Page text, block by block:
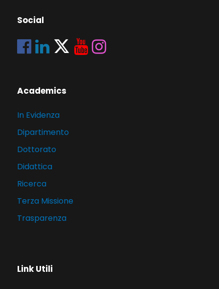
Social
Academics
In Evidenza
Dipartimento
Dottorato
Didattica
Ricerca
Terza Missione
Trasparenza
Link Utili